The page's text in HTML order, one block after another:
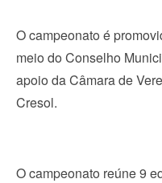
O campeonato é
meio do Conselho
apoio da Câmara de
Cresol.
O campeonato reúne 9